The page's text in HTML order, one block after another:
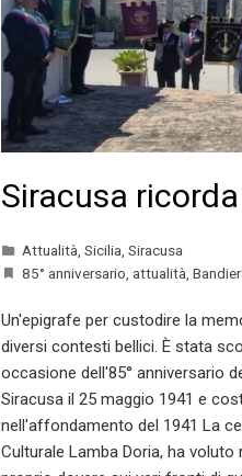
Siracusa
Attualità Sicilia Siracusa
85° anniversario attualità
Un'epigrafe per custodire la
diversi contesti bellici. È stata
occasione dell'85° anniversario
Siracusa il 25 maggio 1941 e
nell'affondamento del 1941 La
Culturale Lamba Doria, ha